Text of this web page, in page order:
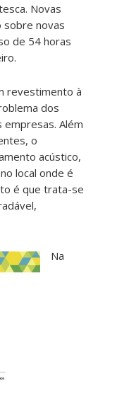
Novas
sobre novas
de 54 horas
revestimento à
dos
Além
o
acústico,
local onde é
é que trata-se
Na